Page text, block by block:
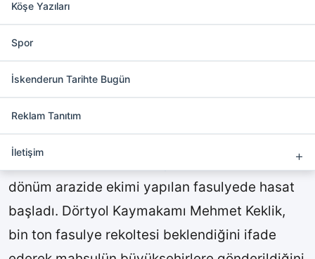
Köşe Yazıları
Spor
İskenderun Tarihte Bugün
Reklam Tanıtım
İletişim
Bin dönüm arazide fasulye
hasadı başladı
HATAY (İHA) –
dönüm arazide ekimi yapılan fasulyede hasat
başladı. Dörtyol Kaymakamı Mehmet Keklik,
bin ton fasulye rekoltesi beklendiğini ifade